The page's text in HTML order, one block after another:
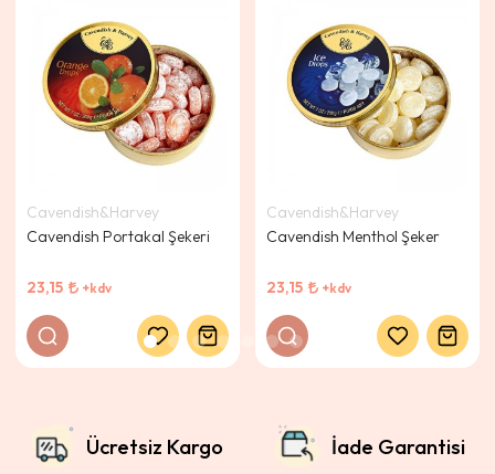
Cavendish&Harvey
Cavendish Portakal Şekeri
23,15 +kdv
Cavendish&Harvey
Cavendish Menthol Şeker
23,15 +kdv
Ücretsiz Kargo İade Garantisi